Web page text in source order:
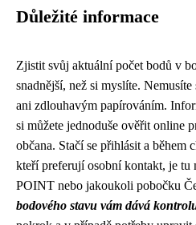
Důležité informace
Zjistit svůj aktuální počet bodů v
snadnější, než si myslíte.
ani zdlouhavým papírováním.
si můžete jednoduše ověřit online
občana. Stačí se přihlásit a během
kteří preferují osobní kontakt, je tu
POINT nebo jakoukoli pobočku
bodového stavu vám dává